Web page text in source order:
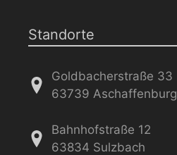
Standorte
Goldbacherstraße 33
63739 Aschaffenburg
Bahnhofstraße 12
63834 Sulzbach